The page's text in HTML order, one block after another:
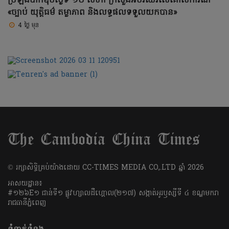
«ច្បាប់ យុត្តិធម៌ តម្លាភាព និងលទ្ធផលទទួលយកបាន»
4 ថ្ងៃ មុន
​© រក្សា​សិទ្ធិ​គ្រប់​យ៉ាង​ដោយ​ CC-TIMES MEDIA CO,.LTD ឆ្នាំ​ 2026
អាសយដ្ឋាន៖
#១២៦E១ ជាន់ទី១ ផ្លូវហ្សាលដឺហ្គោល(២១៧) សង្កាត់អូរឫស្សីទី ៤ ខណ្ឌមករា
រាជធានីភ្នំពេញ